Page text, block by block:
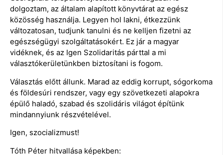
dolgoztam, az általam alapított könyvtárat az egész
közösség használja. Legyen hol lakni, étkezzünk
változatosan, tudjunk tanulni és ne kelljen fizetni az
egészségügyi szolgáltatásokért. Ez jár a magyar
vidéknek, és az Igen Szolidaritás párttal a mi
választókerületünkben biztosítani is fogom.
Választás előtt állunk. Marad az eddig korrupt, sógorkoma
és földesúri rendszer, vagy egy szövetkezeti alapokra
épülő haladó, szabad és szolidáris világot építünk
mindannyiunk részvételével.
Igen, szocializmust!
Tóth Péter hitvallása képekben: